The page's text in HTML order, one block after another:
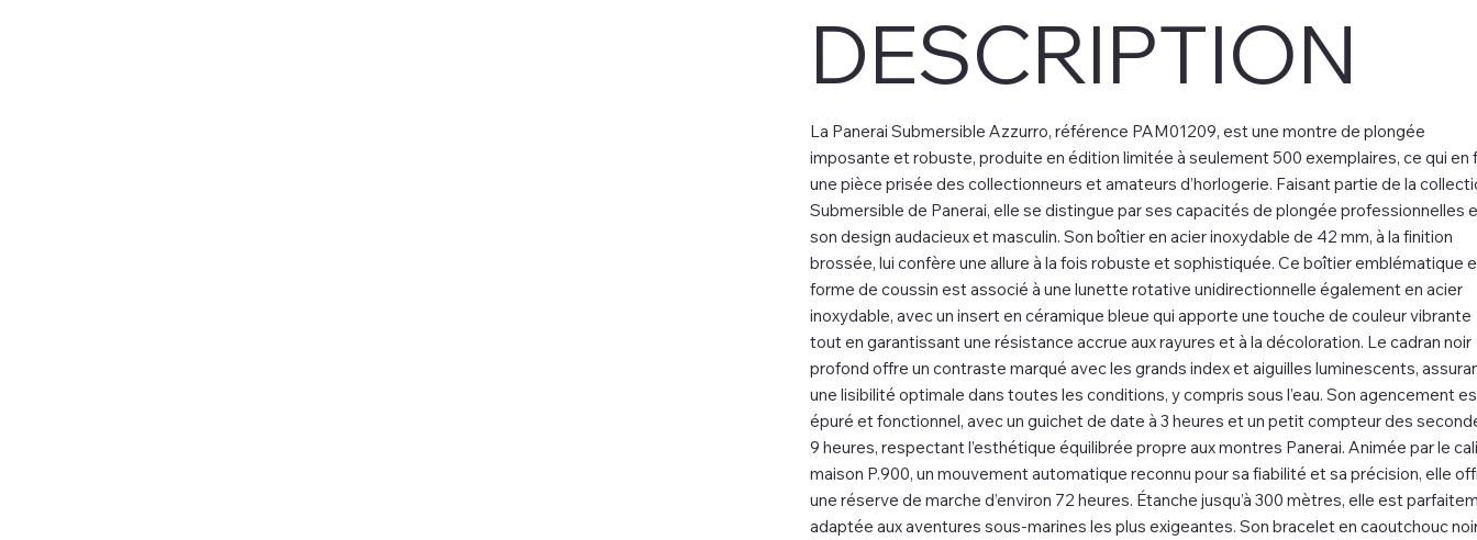
DESCRIPTION
La Panerai Submersible Azzurro, référence PAM01209, est une montre de plongée
imposante et robuste, produite en édition limitée à seulement 500 exemplaires, ce qui en
une pièce prisée des collectionneurs et amateurs d’horlogerie. Faisant partie de la
Submersible de Panerai, elle se distingue par ses capacités de plongée professionnelles
son design audacieux et masculin. Son boîtier en acier inoxydable de 42 mm, à la finition
brossée, lui confère une allure à la fois robuste et sophistiquée. Ce boîtier emblématique
forme de coussin est associé à une lunette rotative unidirectionnelle également en acier
inoxydable, avec un insert en céramique bleue qui apporte une touche de couleur vibrante
tout en garantissant une résistance accrue aux rayures et à la décoloration. Le cadran noir
profond offre un contraste marqué avec les grands index et aiguilles luminescents,
une lisibilité optimale dans toutes les conditions, y compris sous l’eau. Son agencement
épuré et fonctionnel, avec un guichet de date à 3 heures et un petit compteur des
9 heures, respectant l’esthétique équilibrée propre aux montres Panerai. Animée par le
maison P.900, un mouvement automatique reconnu pour sa fiabilité et sa précision, elle
une réserve de marche d’environ 72 heures. Étanche jusqu’à 300 mètres, elle est
adaptée aux aventures sous-marines les plus exigeantes. Son bracelet en caoutchouc